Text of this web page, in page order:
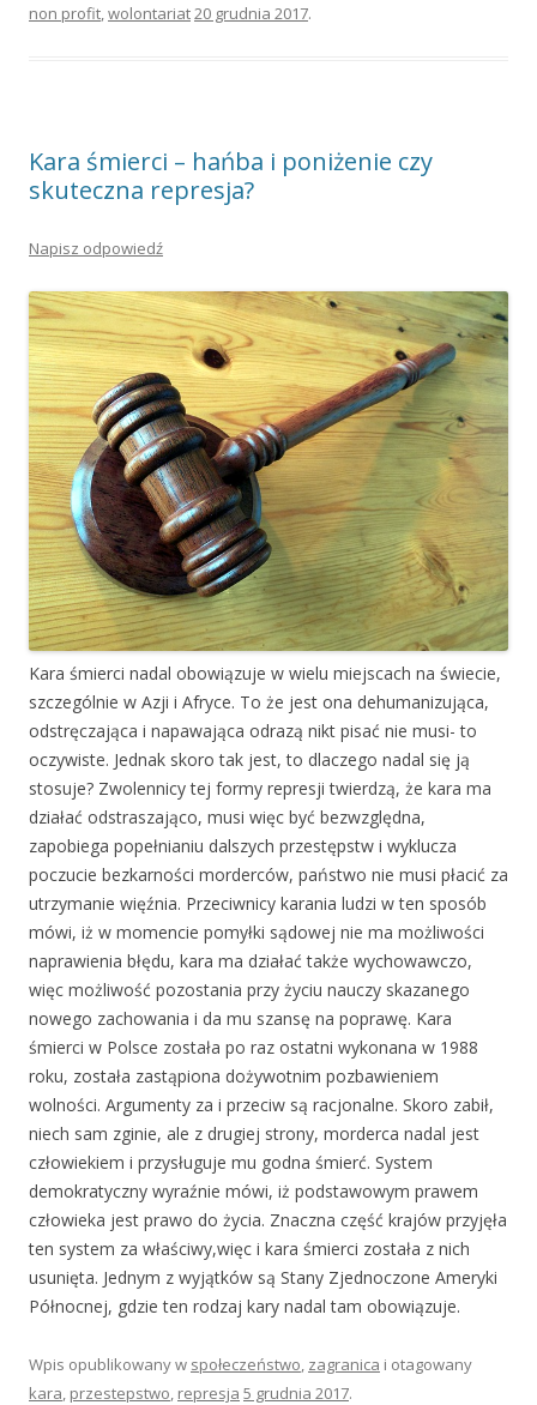
non profit wolontariat20 grudnia 2017.
Kara śmierci – hańba i poniżenie czy
skuteczna represja?
Napisz odpowiedź
Kara śmierci nadal obowiązuje w wielu miejscach na świecie,
szczególnie w Azji i Afryce. To że jest ona dehumanizująca,
odstręczająca i napawająca odrazą nikt pisać nie musi- to
oczywiste. Jednak skoro tak jest, to dlaczego nadal się ją
stosuje? Zwolennicy tej formy represji twierdzą, że kara ma
działać odstraszająco, musi więc być bezwzględna,
zapobiega popełnianiu dalszych przestępstw i wyklucza
poczucie bezkarności morderców, państwo nie musi płacić za
utrzymanie więźnia. Przeciwnicy karania ludzi w ten sposób
mówi, iż w momencie pomyłki sądowej nie ma możliwości
naprawienia błędu, kara ma działać także wychowawczo,
więc możliwość pozostania przy życiu nauczy skazanego
nowego zachowania i da mu szansę na poprawę. Kara
śmierci w Polsce została po raz ostatni wykonana w 1988
roku, została zastąpiona dożywotnim pozbawieniem
wolności. Argumenty za i przeciw są racjonalne. Skoro zabił,
niech sam zginie, ale z drugiej strony, morderca nadal jest
człowiekiem i przysługuje mu godna śmierć. System
demokratyczny wyraźnie mówi, iż podstawowym prawem
człowieka jest prawo do życia. Znaczna część krajów przyjęła
ten system za właściwy,więc i kara śmierci została z nich
usunięta. Jednym z wyjątków są Stany Zjednoczone Ameryki
Północnej, gdzie ten rodzaj kary nadal tam obowiązuje.
Wpis opublikowany w społeczeństwo zagranica i otagowany
kara przestepstwo represja 5 grudnia 2017.